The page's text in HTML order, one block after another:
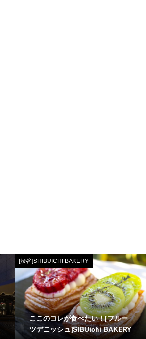
[渋谷]SHIBUICHI BAKERY
ここのコレが食べたい！[フルー
ツデニッシュ]SIBUichi BAKERY